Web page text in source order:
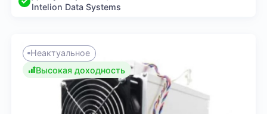
Intelion Data Systems
Неактуальное
Высокая доходность